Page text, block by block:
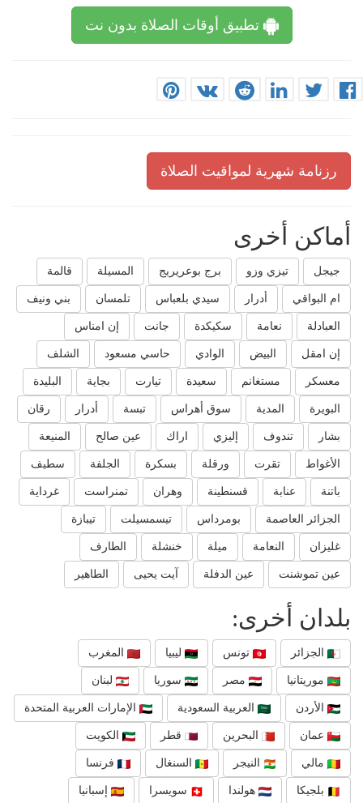
تطبيق أوقات الصلاة بدون نت
رزنامة شهرية لمواقيت الصلاة
أماكن أخرى
جيجل تيزي وزو برج بوعريريج المسيلة قالمة
ام البواقي أدرار سيدي بلعباس تلمسان بني ونيف
العبادلة نعامة سكيكدة جانت إن امناس
إن امقل البيض الوادي حاسي مسعود الشلف
معسكر مستغانم سعيدة تيارت بجاية البليدة
البويرة المدية سوق أهراس تبسة أدرار رقان
بشار تندوف إليزي اراك عين صالح المنيعة
الأغواط تقرت ورقلة بسكرة الجلفة سطيف
باتنة عنابة قسنطينة وهران تمنراست غرداية
الجزائر العاصمة بومرداس تيسمسيلت تيبازة
غليزان النعامة ميلة خنشلة الطارف
عين تموشنت عين الدفلة آيت يحيى الطاهير
بلدان أخرى:
الجزائر تونس ليبيا المغرب
موريتانيا مصر سوريا لبنان
الأردن العربية السعودية الإمارات العربية المتحدة
عمان البحرين قطر الكويت
مالي النيجر السنغال فرنسا
بلجيكا هولندا سويسرا إسبانيا